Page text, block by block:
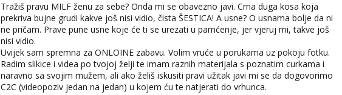
Tražiš pravu MILF ženu za sebe? Onda mi se obavezno javi. Crna duga kosa koja
prekriva bujne grudi kakve još nisi vidio, čista ŠESTICA! A usne? O usnama bolje da ni
ne pričam. Prave pune usne koje će ti se urezati u pamćenje, jer vjeruj mi, takve još
nisi vidio.
Uvijek sam spremna za ONLOINE zabavu. Volim vruće u porukama uz pokoju fotku.
Radim slikice i videa po tvojoj želji te imam raznih materijala s poznatim curkama i
naravno sa svojim mužem, ali ako želiš iskusiti pravi užitak javi mi se da dogovorimo
C2C (videopoziv jedan na jedan) u kojem ću te natjerati do vrhunca.